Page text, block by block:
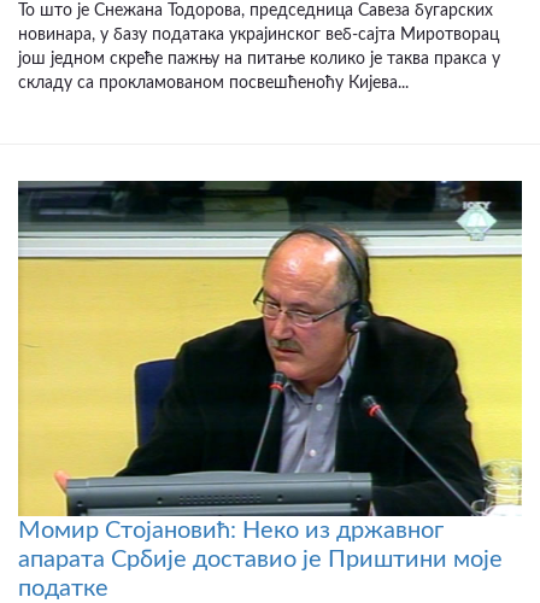
То што је Снежана Тодорова, председница Савеза бугарских
новинара, у базу података украјинског веб-сајта Миротворац
још једном скреће пажњу на питање колико је таква пракса у
складу са прокламованом посвешћеноћу Кијева...
Момир Стојановић: Неко из државног
апарата Србије доставио је Приштини моје
податке